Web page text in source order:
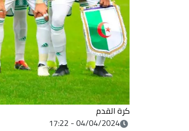
كرة القدم
04/04/2024 - 17:22